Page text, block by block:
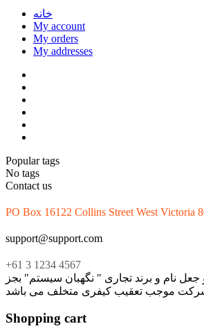
خانه
My account
My orders
My addresses
Popular tags
No tags
Contact us
PO Box 16122 Collins Street West Victoria
support@support.com
+61 3 1234 4567
جعل نام و برند تجاری " نگهبان سیستم" بجز
موجب تعقیب کیفری متخلف می باشد
Shopping cart